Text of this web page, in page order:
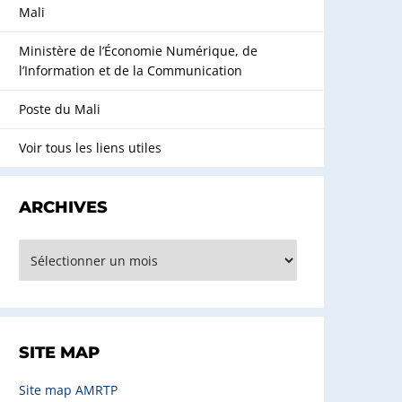
Mali
Ministère de l’Économie Numérique, de
l’Information et de la Communication
Poste du Mali
Voir tous les liens utiles
ARCHIVES
SITE MAP
Site map AMRTP